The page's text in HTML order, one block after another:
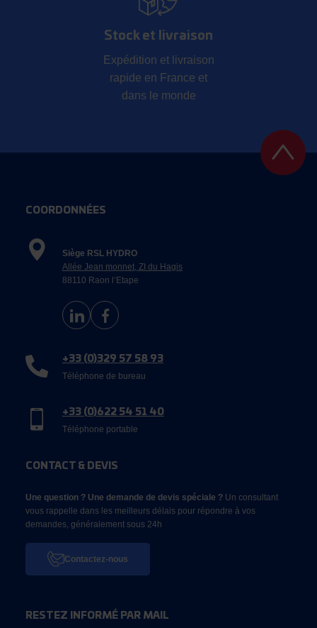
Stock et livraison
Expédition et livraison
rapide en France et
dans le monde
COORDONNÉES
Siège RSL HYDRO
Allée Jean monnet, ZI du Hagis
88110 Raon l’Etape
+33 (0)329 57 58 93
Téléphone de bureau
+33 (0)622 54 51 40
Téléphone portable
CONTACT & DEVIS
Une question ? Une demande de devis spéciale ? Un consultant
vous rappelle dans les meilleurs délais pour répondre à vos
demandes, généralement sous 24h
Contactez-nous
RESTEZ INFORMÉ PAR MAIL